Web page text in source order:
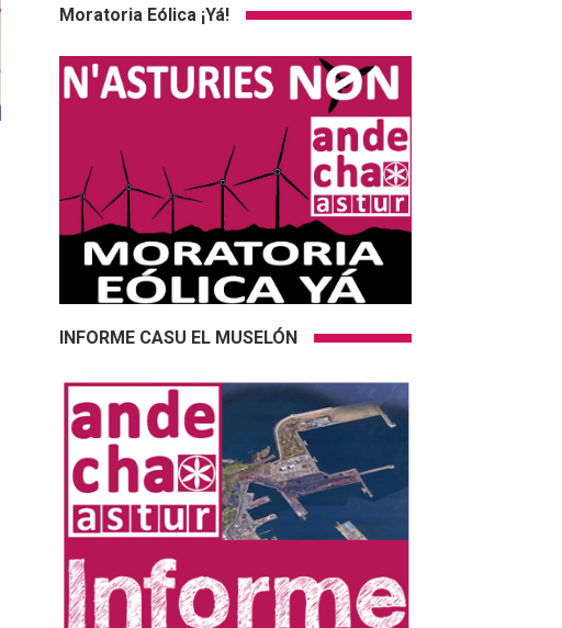
Moratoria Eólica ¡Yá!
INFORME CASU EL MUSELÓN